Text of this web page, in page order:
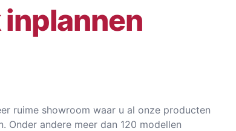
ruime showroom waar u al onze producten
Onder andere meer dan 120 modellen